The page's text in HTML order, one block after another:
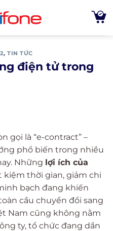
, TIN TỨC
điện tử trong
gọi là “e-contract” –
phổ biến trong nhiều
Những lợi ích của
thời gian, giảm chi
bạch đang khiến
cầu chuyển đổi sang
Nam cũng không nằm
ty, tổ chức đang dần